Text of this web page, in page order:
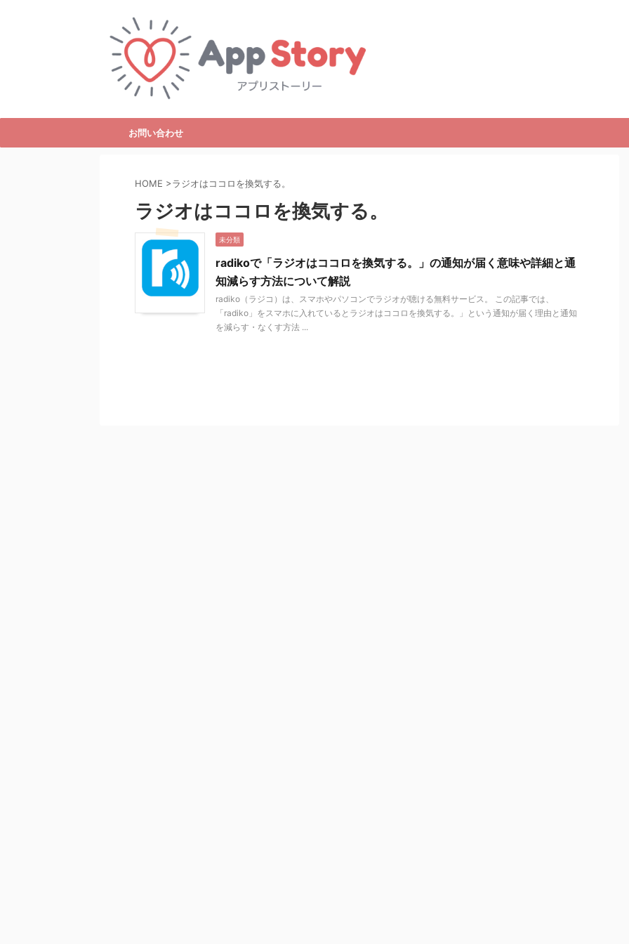
お問い合わせ
HOME >ラジオはココロを換気する。
ラジオはココロを換気する。
未分類
radikoで「ラジオはココロを換気する。」の通知が届く意味や詳細と通
知減らす方法について解説
radiko（ラジコ）は、スマホやパソコンでラジオが聴ける無料サービス。 この記事では、
「radiko」をスマホに入れているとラジオはココロを換気する。」という通知が届く理由と通知
を減らす・なくす方法 ...